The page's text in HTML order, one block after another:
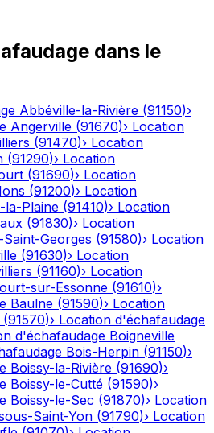
dans le
Abbéville-la-Rivière (91150)›
Angerville (91670)› Location
(91470)› Location
(91290)› Location
(91690)› Location
(91200)› Location
la-Plaine (91410)› Location
(91830)› Location
Georges (91580)› Location
(91630)› Location
(91160)› Location
sur-Essonne (91610)›
Baulne (91590)› Location
(91570)› Location d'échafaudage
d'échafaudage Boigneville
Bois-Herpin (91150)›
Boissy-la-Rivière (91690)›
Boissy-le-Cutté (91590)›
Boissy-le-Sec (91870)› Location
Saint-Yon (91790)› Location